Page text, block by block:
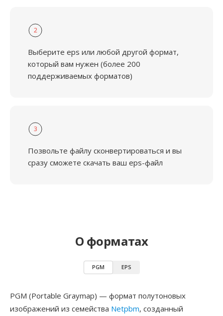
2
Выберите eps или любой другой формат,
который вам нужен (более 200
поддерживаемых форматов)
3
Позвольте файлу сконвертироваться и вы
сразу сможете скачать ваш eps-файл
О форматах
PGM EPS
PGM (Portable Graymap) — формат полутоновых
изображений из семейства Netpbm, созданный